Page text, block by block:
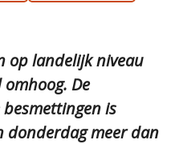
op landelijk niveau
De
is
donderdag meer dan